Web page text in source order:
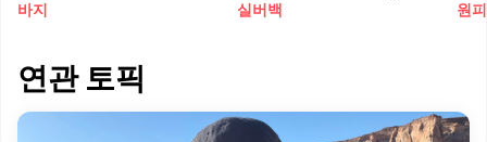
바지
실버백
원
연관 토픽